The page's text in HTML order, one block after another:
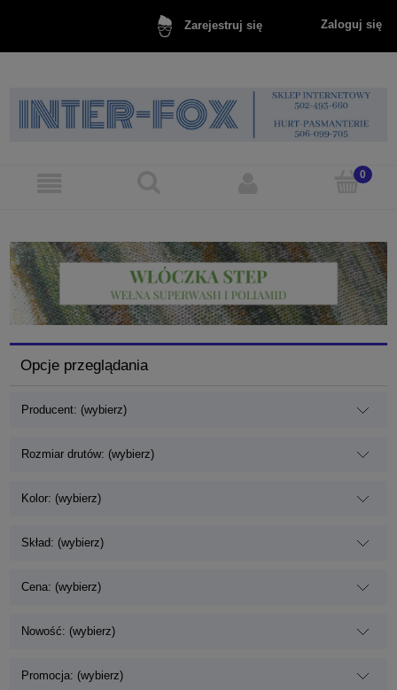
Zarejestruj się Zaloguj się
Opcje przeglądania
Producent: (wybierz)
Rozmiar drutów: (wybierz)
Kolor: (wybierz)
Skład: (wybierz)
Cena: (wybierz)
Nowość: (wybierz)
Promocja: (wybierz)